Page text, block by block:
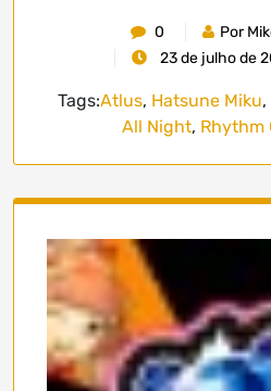
0
Por
23 de julho de
Tags:Atlus, Hatsune Miku,
All Night, Rhythm